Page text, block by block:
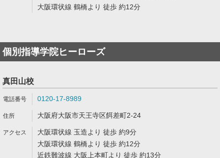
大阪環状線 鶴橋より 徒歩 約12分
個別指導学院ヒーローズ
真田山校
0120-17-8989
大阪府大阪市天王寺区餌差町2-24
大阪環状線 玉造より 徒歩 約9分
大阪環状線 鶴橋より 徒歩 約12分
近鉄難波線 大阪上本町より 徒歩 約13分